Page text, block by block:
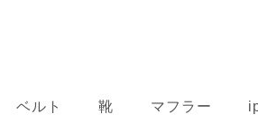
ベルト 靴 マフラー